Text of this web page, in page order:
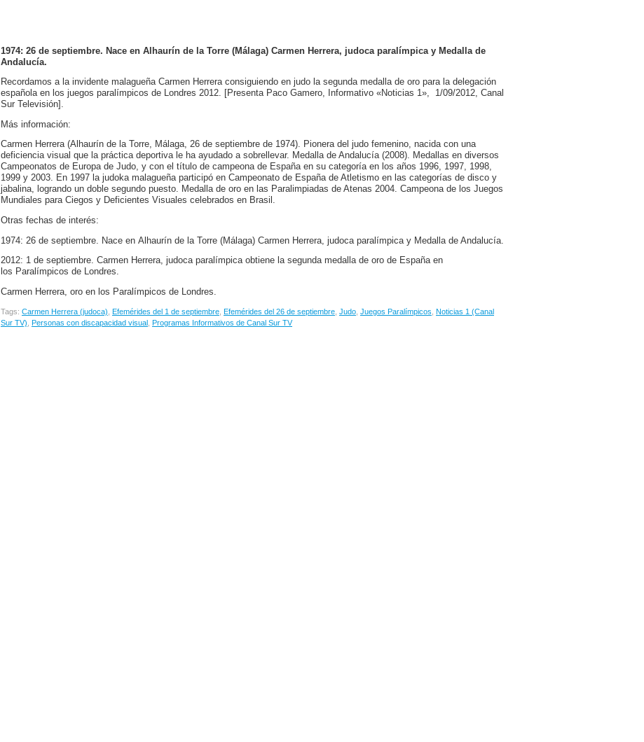
1974: 26 de septiembre. Nace en Alhaurín de la Torre (Málaga) Carmen Herrera, judoca paralímpica y Medalla de
Andalucía.
Recordamos a la invidente malagueña Carmen Herrera consiguiendo en judo la segunda medalla de oro para la delegación
española en los juegos paralímpicos de Londres 2012. [Presenta Paco Gamero, Informativo «Noticias 1», 1/09/2012, Canal
Sur Televisión].
Más información:
Carmen Herrera (Alhaurín de la Torre, Málaga, 26 de septiembre de 1974). Pionera del judo femenino, nacida con una
deficiencia visual que la práctica deportiva le ha ayudado a sobrellevar. Medalla de Andalucía (2008). Medallas en diversos
Campeonatos de Europa de Judo, y con el título de campeona de España en su categoría en los años 1996, 1997, 1998,
1999 y 2003. En 1997 la judoka malagueña participó en Campeonato de España de Atletismo en las categorías de disco y
jabalina, logrando un doble segundo puesto. Medalla de oro en las Paralimpiadas de Atenas 2004. Campeona de los Juegos
Mundiales para Ciegos y Deficientes Visuales celebrados en Brasil.
Otras fechas de interés:
1974: 26 de septiembre. Nace en Alhaurín de la Torre (Málaga) Carmen Herrera, judoca paralímpica y Medalla de Andalucía.
2012: 1 de septiembre. Carmen Herrera, judoca paralímpica obtiene la segunda medalla de oro de España en
los Paralímpicos de Londres.
Carmen Herrera, oro en los Paralímpicos de Londres.
Tags: Carmen Herrera (judoca) Efemérides del 1 de septiembre Efemérides del 26 de septiembre Judo Juegos Paralímpicos
Noticias 1 (Canal
Sur TV)
Personas con discapacidad visual Programas Informativos de Canal Sur TV